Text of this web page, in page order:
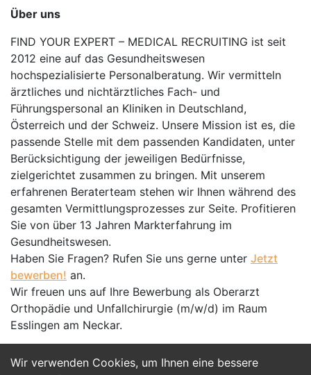
Wir verwenden Cookies, um Ihnen eine bessere
Über uns
FIND YOUR EXPERT – MEDICAL RECRUITING ist seit
2012 eine auf das Gesundheitswesen
hochspezialisierte Personalberatung. Wir vermitteln
ärztliches und nichtärztliches Fach- und
Führungspersonal an Kliniken in Deutschland,
Österreich und der Schweiz. Unsere Mission ist es, die
passende Stelle mit dem passenden Kandidaten, unter
Berücksichtigung der jeweiligen Bedürfnisse,
zielgerichtet zusammen zu bringen. Mit unserem
erfahrenen Beraterteam stehen wir Ihnen während des
gesamten Vermittlungsprozesses zur Seite. Profitieren
Sie von über 13 Jahren Markterfahrung im
Gesundheitswesen.
Haben Sie Fragen? Rufen Sie uns gerne unter Jetzt
bewerben! an.
Wir freuen uns auf Ihre Bewerbung als Oberarzt
Orthopädie und Unfallchirurgie (m/w/d) im Raum
Esslingen am Neckar.